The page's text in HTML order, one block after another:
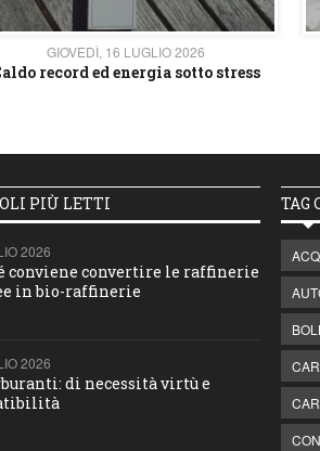
GIOVEDÌ, 16 LUGLIO 2026
record ed energia sotto stress
PIÙ LETTI
2026
conviene convertire le raffinerie
in bio-raffinerie
2026
di necessità virtù e
TAG